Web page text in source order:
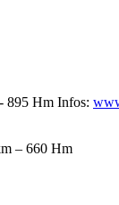
895 Hm Infos:
– 660 Hm